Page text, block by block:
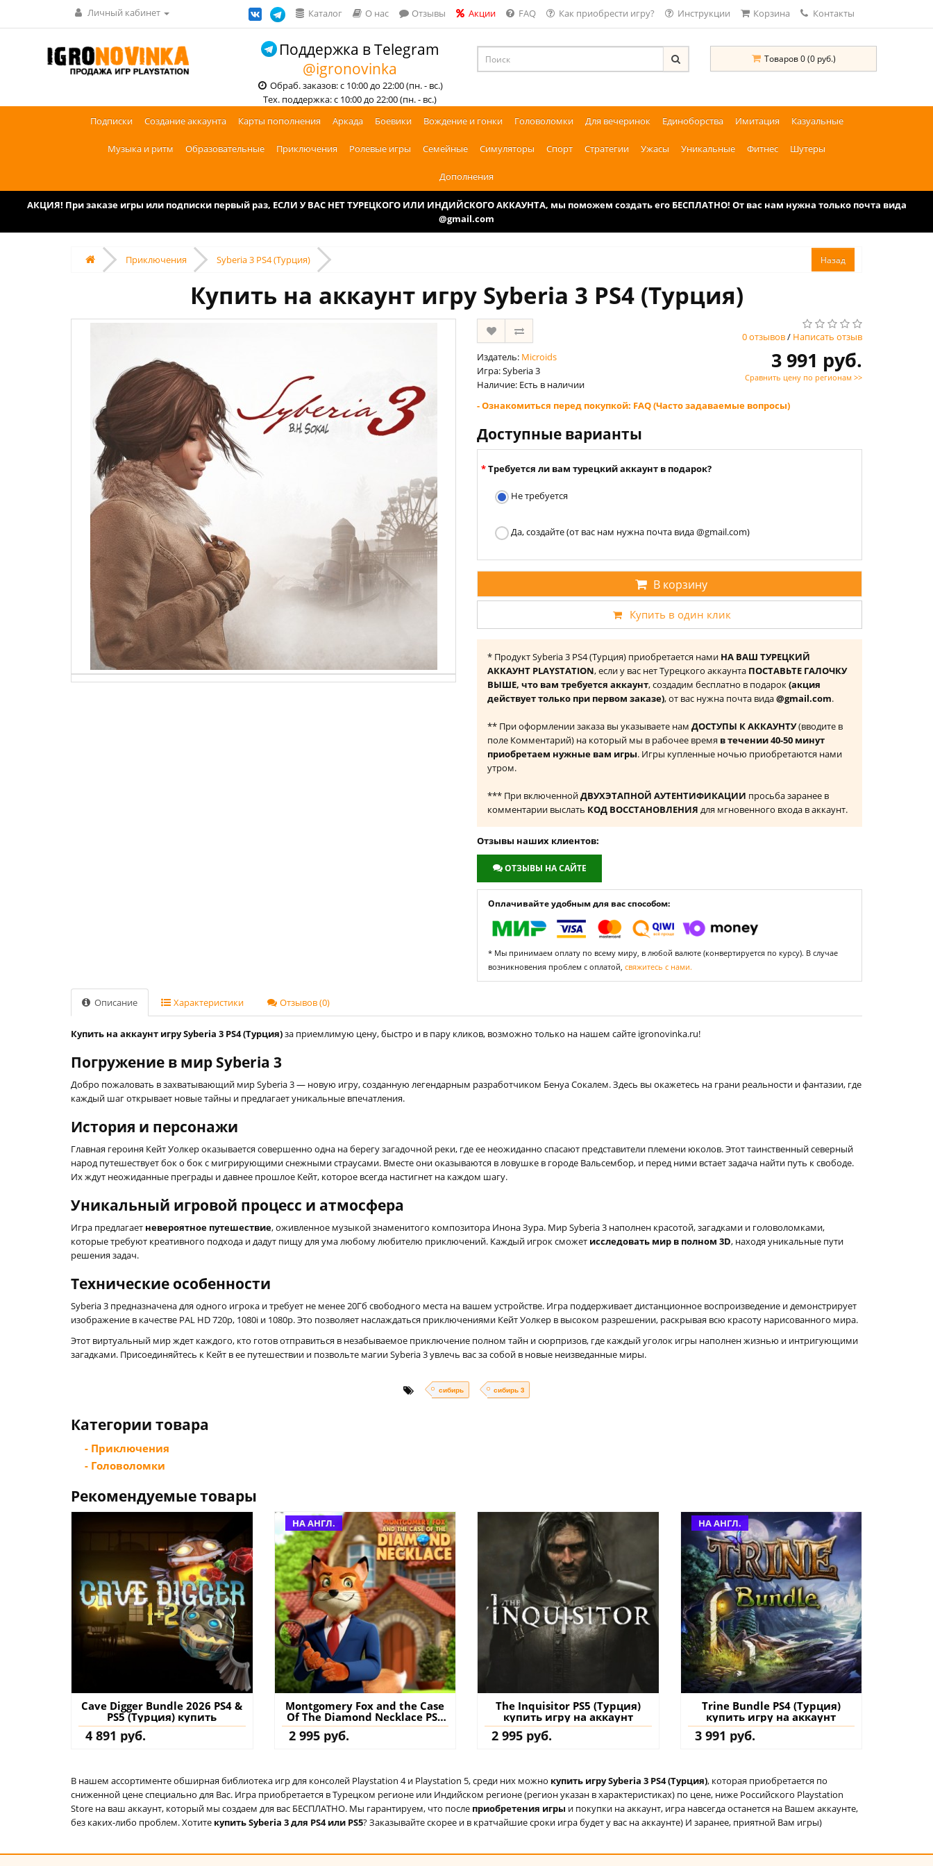
Личный кабинет Каталог О нас Отзывы Акции FAQ Как приобрести игру? Инструкции Корзина Контакты
Поддержка в Telegram
@igronovinka
Обраб. заказов: с 10:00 до 22:00 (пн. - вс.)
Тех. поддержка: с 10:00 до 22:00 (пн. - вс.)
Товаров 0 (0 руб.)
Подписки Создание аккаунта Карты пополнения Аркада Боевики Вождение и гонки Головоломки Для вечеринок Единоборства Имитация Казуальные
Музыка и ритм Образовательные Приключения Ролевые игры Семейные Симуляторы Спорт Стратегии Ужасы Уникальные Фитнес Шутеры
Дополнения
АКЦИЯ! При заказе игры или подписки первый раз, ЕСЛИ У ВАС НЕТ ТУРЕЦКОГО ИЛИ ИНДИЙСКОГО АККАУНТА, мы поможем создать его БЕСПЛАТНО! От вас нам нужна только почта вида
@gmail.com
Приключения Syberia 3 PS4 (Турция)
Купить на аккаунт игру Syberia 3 PS4 (Турция)
0 отзывов/ Написать отзыв
Издатель: Microids
Игра: Syberia 3
Наличие: Есть в наличии
3 991 руб.
Сравнить цену по регионам >>
- Ознакомиться перед покупкой: FAQ (Часто задаваемые вопросы)
Доступные варианты
Требуется ли вам турецкий аккаунт в подарок?
Не требуется
Да, создайте (от вас нам нужна почта вида @gmail.com)
В корзину
Купить в один клик
* Продукт Syberia 3 PS4 (Турция) приобретается нами НА ВАШ ТУРЕЦКИЙ
АККАУНТ PLAYSTATION, если у вас нет Турецкого аккаунта ПОСТАВЬТЕ ГАЛОЧКУ
ВЫШЕ, что вам требуется аккаунт, создадим бесплатно в подарок(акция
действует только при первом заказе), от вас нужна почта вида@gmail.com.
** При оформлении заказа вы указываете нам ДОСТУПЫ К АККАУНТУ(вводите в
поле Комментарий) на который мы в рабочее время в течении 40-50 минут
приобретаем нужные вам игры. Игры купленные ночью приобретаются нами
утром.
*** При включеннойДВУХЭТАПНОЙ АУТЕНТИФИКАЦИИ просьба заранее в
комментарии выслать КОД ВОССТАНОВЛЕНИЯ для мгновенного входа в аккаунт.
Отзывы наших клиентов:
ОТЗЫВЫ НА САЙТЕ
Оплачивайте удобным для вас способом:
* Мы принимаем оплату по всему миру, в любой валюте (конвертируется по курсу). В случае
возникновения проблем с оплатой, свяжитесь с нами.
Описание Характеристики Отзывов (0)
Купить на аккаунт игру Syberia 3 PS4 (Турция)за приемлимую цену, быстро и в пару кликов, возможно только на нашем сайте igronovinka.ru!
Погружение в мир Syberia 3
Добро пожаловать в захватывающий мир Syberia 3 — новую игру, созданную легендарным разработчиком Бенуа Сокалем. Здесь вы окажетесь на грани реальности и фантазии, где
каждый шаг открывает новые тайны и предлагает уникальные впечатления.
История и персонажи
Главная героиня Кейт Уолкер оказывается совершенно одна на берегу загадочной реки, где ее неожиданно спасают представители племени юколов. Этот таинственный северный
народ путешествует бок о бок с мигрирующими снежными страусами. Вместе они оказываются в ловушке в городе Вальсембор, и перед ними встает задача найти путь к свободе.
Их ждут неожиданные преграды и давнее прошлое Кейт, которое всегда настигнет на каждом шагу.
Уникальный игровой процесс и атмосфера
Игра предлагает невероятное путешествие, оживленное музыкой знаменитого композитора Инона Зура. Мир Syberia 3 наполнен красотой, загадками и головоломками,
которые требуют креативного подхода и дадут пищу для ума любому любителю приключений. Каждый игрок сможет исследовать мир в полном 3D, находя уникальные пути
решения задач.
Технические особенности
Syberia 3 предназначена для одного игрока и требует не менее 20Гб свободного места на вашем устройстве. Игра поддерживает дистанционное воспроизведение и демонстрирует
изображение в качестве PAL HD 720p, 1080i и 1080p. Это позволяет наслаждаться приключениями Кейт Уолкер в высоком разрешении, раскрывая всю красоту нарисованного мира.
Этот виртуальный мир ждет каждого, кто готов отправиться в незабываемое приключение полном тайн и сюрпризов, где каждый уголок игры наполнен жизнью и интригующими
загадками. Присоединяйтесь к Кейт в ее путешествии и позвольте магии Syberia 3 увлечь вас за собой в новые неизведанные миры.
сибирь сибирь 3
Категории товара
- Приключения
- Головоломки
Рекомендуемые товары
Cave Digger Bundle 2026 PS4 &
PS5 (Турция) купить
4 891 руб.
НА АНГЛ.
Montgomery Fox and the Case
Of The Diamond Necklace PS5
(Турция) купить игру на
аккаунт
2 995 руб.
The Inquisitor PS5 (Турция)
купить игру на аккаунт
2 995 руб.
НА АНГЛ.
Trine Bundle PS4 (Турция)
купить игру на аккаунт
3 991 руб.
В нашем ассортименте обширная библиотека игр для консолей Playstation 4 и Playstation 5, среди них можно купить игру Syberia 3 PS4 (Турция), которая приобретается по
сниженной цене специально для Вас. Игра приобретается в Турецком регионе или Индийском регионе (регион указан в характеристиках) по цене, ниже Российского Playstation
Store на ваш аккаунт, который мы создаем для вас БЕСПЛАТНО. Мы гарантируем, что после приобретения игры и покупки на аккаунт, игра навсегда останется на Вашем аккаунте,
без каких-либо проблем. Хотите купить Syberia 3 для PS4 или PS5? Заказывайте скорее и в кратчайшие сроки игра будет у вас на аккаунте) И заранее, приятной Вам игры)